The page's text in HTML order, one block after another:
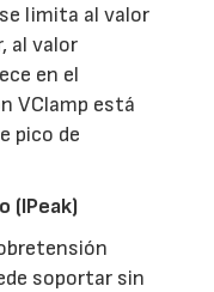
limita al valor
al valor
en el
VClamp está
pico de
(IPeak)
soportar sin